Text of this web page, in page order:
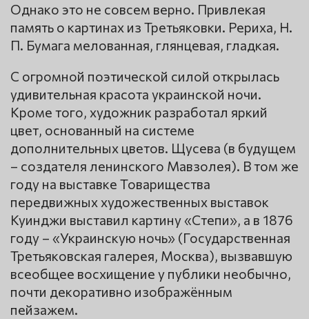
Однако это не совсем верно. Привлекая
память о картинах из Третьяковки. Рериха, Н.
П. Бумага мелованная, глянцевая, гладкая.
С огромной поэтической силой открылась
удивительная красота украинской ночи.
Кроме того, художник разработал яркий
цвет, основанный на системе
дополнительных цветов. Щусева (в будущем
– создателя ленинского Мавзолея). В том же
году на выставке Товарищества
передвижных художественных выставок
Куинджи выставил картину «Степи», а в 1876
году – «Украинскую ночь» (Государственная
Третьяковская галерея, Москва), вызвавшую
всеобщее восхищение у публики необычно,
почти декоративно изображённым
пейзажем.